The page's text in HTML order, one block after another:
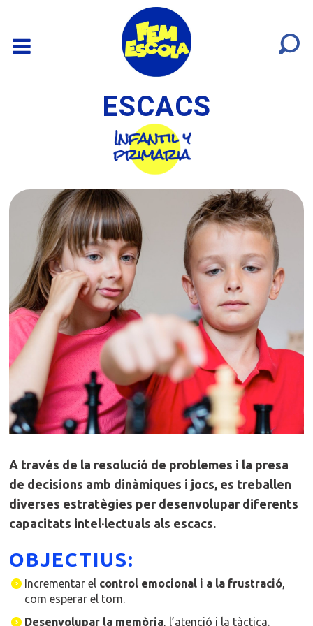
ESCACS
A través de la resolució de problemes i la presa
de decisions amb dinàmiques i jocs, es treballen
diverses estratègies per desenvolupar diferents
capacitats intel·lectuals als escacs.
OBJECTIUS:
Incrementar el control emocional i a la frustració,
com esperar el torn.
Desenvolupar la memòria, l’atenció i la tàctica.